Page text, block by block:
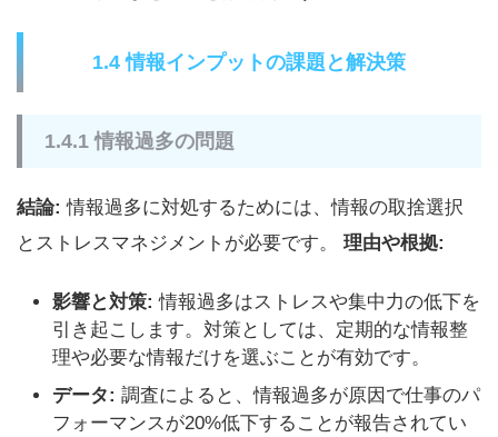
1.4 情報インプットの課題と解決策
1.4.1 情報過多の問題
結論: 情報過多に対処するためには、情報の取捨選択
とストレスマネジメントが必要です。 理由や根拠:
影響と対策: 情報過多はストレスや集中力の低下を
引き起こします。対策としては、定期的な情報整
理や必要な情報だけを選ぶことが有効です。
データ: 調査によると、情報過多が原因で仕事のパ
フォーマンスが20%低下することが報告されてい